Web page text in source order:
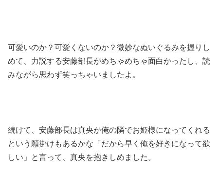
可愛いのか？可愛くないのか？微妙なぬいぐるみを握りし
めて、力説する安藤部長がめちゃめちゃ面白かったし、読
みながら思わず笑っちゃいましたよ。
続けて、安藤部長は真央が俺の隣でお姫様になってくれる
という願掛けもあるかな「だから早く俺を好きになって欲
しい」と言って、真央を抱きしめました。